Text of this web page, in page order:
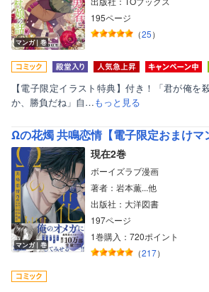
マンガ｜巻
195ページ
（25）
【電子限定イラスト特典】付き！「君が俺を
か、勝負だね」自…もっと見る
Ωの花燭 共鳴恋情【電子限定おまけマ
マンガ｜巻
現在2巻
ボーイズラブ漫画
著者：岩本薫...他
出版社：大洋図書
197ページ
1巻購入：720ポイント
（217）